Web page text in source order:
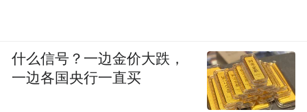
什么信号？一边金价大跌，
一边各国央行一直买